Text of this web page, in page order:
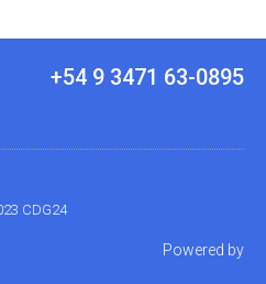
+54 9 3471 63-0895
CDG24
Powered by